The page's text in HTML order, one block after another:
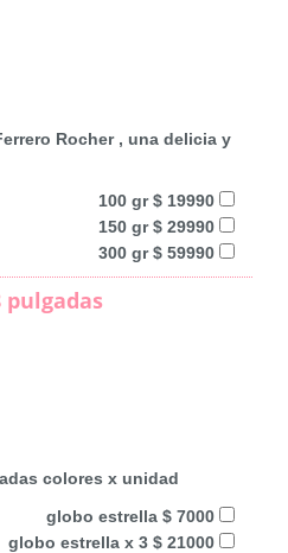
Rocher , una delicia y
100 gr $ 19990
150 gr $ 29990
300 gr $ 59990
colores x unidad
globo estrella $ 7000
globo estrella x 3 $ 21000